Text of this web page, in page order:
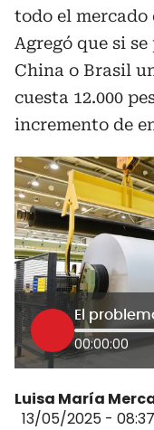
todo el mercado
Agregó que si
China o Brasil
cuesta 12.000
incremento de
00:00:00
Luisa María
13/05/2025 - 08:37